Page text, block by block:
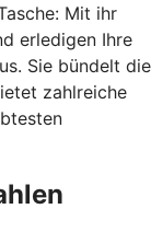
Mit ihr
erledigen Ihre
Sie bündelt die
zahlreiche